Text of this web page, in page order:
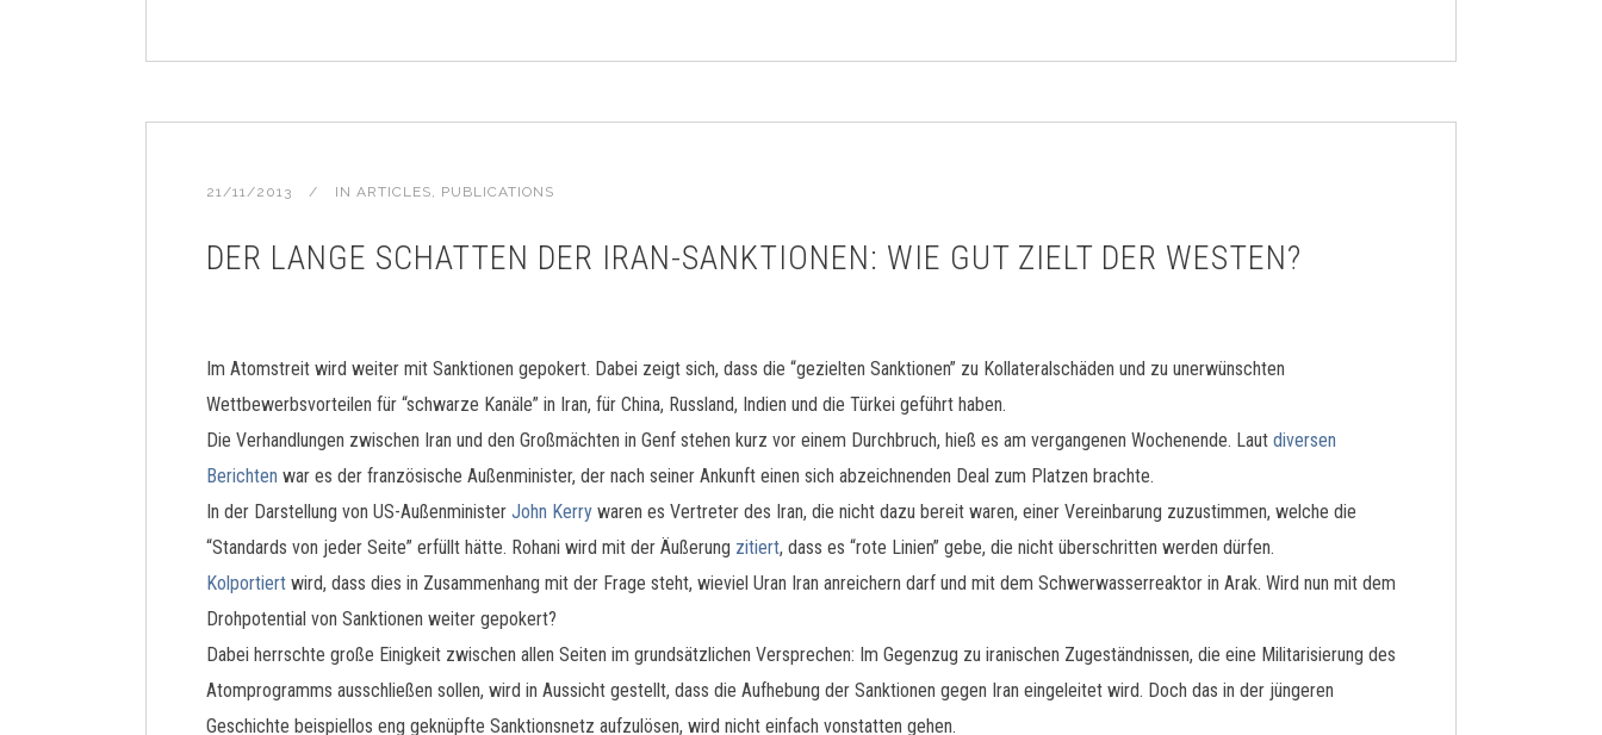
21/11/2013 IN ARTICLES, PUBLICATIONS
DER LANGE SCHATTEN DER IRAN-SANKTIONEN: WIE GUT ZIELT DER WESTEN?
Im Atomstreit wird weiter mit Sanktionen gepokert. Dabei zeigt sich, dass die “gezielten Sanktionen” zu Kollateralschäden und zu unerwünschten
Wettbewerbsvorteilen für “schwarze Kanäle” in Iran, für China, Russland, Indien und die Türkei geführt haben.
Die Verhandlungen zwischen Iran und den Großmächten in Genf stehen kurz vor einem Durchbruch, hieß es am vergangenen Wochenende. Laut diversen
Berichten war es der französische Außenminister, der nach seiner Ankunft einen sich abzeichnenden Deal zum Platzen brachte.
In der Darstellung von US-Außenminister John Kerry waren es Vertreter des Iran, die nicht dazu bereit waren, einer Vereinbarung zuzustimmen, welche die
“Standards von jeder Seite” erfüllt hätte. Rohani wird mit der Äußerung zitiert, dass es “rote Linien” gebe, die nicht überschritten werden dürfen.
Kolportiert wird, dass dies in Zusammenhang mit der Frage steht, wieviel Uran Iran anreichern darf und mit dem Schwerwasserreaktor in Arak. Wird nun mit dem
Drohpotential von Sanktionen weiter gepokert?
Dabei herrschte große Einigkeit zwischen allen Seiten im grundsätzlichen Versprechen: Im Gegenzug zu iranischen Zugeständnissen, die eine Militarisierung des
Atomprogramms ausschließen sollen, wird in Aussicht gestellt, dass die Aufhebung der Sanktionen gegen Iran eingeleitet wird. Doch das in der jüngeren
Geschichte beispiellos eng geknüpfte Sanktionsnetz aufzulösen, wird nicht einfach vonstatten gehen.